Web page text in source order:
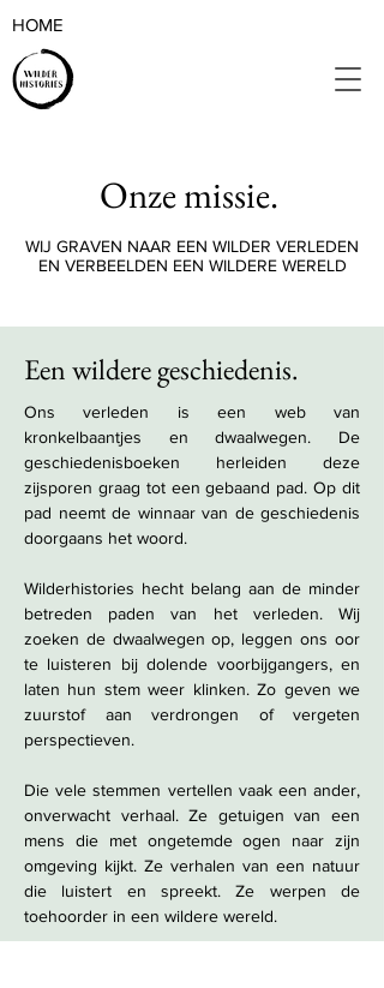
HOME
Onze missie.
WIJ GRAVEN NAAR EEN WILDER VERLEDEN
EN VERBEELDEN EEN WILDERE WERELD
Een wildere geschiedenis.
Ons verleden is een web van
kronkelbaantjes en dwaalwegen. De
geschiedenisboeken herleiden deze
zijsporen graag tot een gebaand pad. Op dit
pad neemt de winnaar van de geschiedenis
doorgaans het woord.
Wilderhistories hecht belang aan de minder
betreden paden van het verleden. Wij
zoeken de dwaalwegen op, leggen ons oor
te luisteren bij dolende voorbijgangers, en
laten hun stem weer klinken. Zo geven we
zuurstof aan verdrongen of vergeten
perspectieven.
Die vele stemmen vertellen vaak een ander,
onverwacht verhaal. Ze getuigen van een
mens die met ongetemde ogen naar zijn
omgeving kijkt. Ze verhalen van een natuur
die luistert en spreekt. Ze werpen de
toehoorder in een wildere wereld.